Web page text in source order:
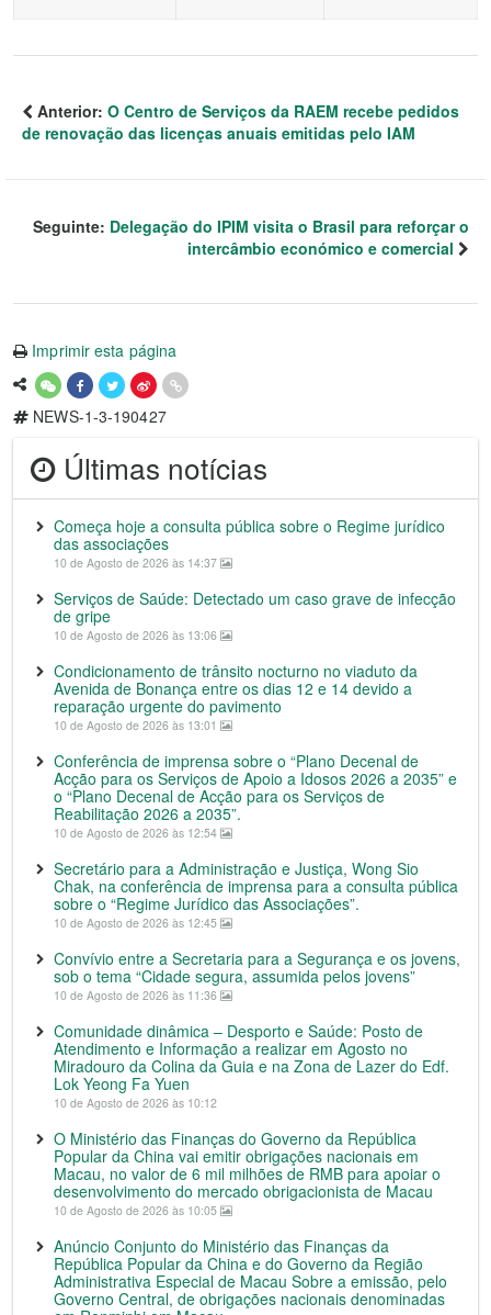
Anterior: O Centro de Serviços da RAEM recebe pedidos
de renovação das licenças anuais emitidas pelo IAM
Seguinte: Delegação do IPIM visita o Brasil para reforçar o
intercâmbio económico e comercial
Imprimir esta página
NEWS-1-3-190427
Últimas notícias
Começa hoje a consulta pública sobre o Regime jurídico
das associações
10 de Agosto de 2026 às 14:37
Serviços de Saúde: Detectado um caso grave de infecção
de gripe
10 de Agosto de 2026 às 13:06
Condicionamento de trânsito nocturno no viaduto da
Avenida de Bonança entre os dias 12 e 14 devido a
reparação urgente do pavimento
10 de Agosto de 2026 às 13:01
Conferência de imprensa sobre o “Plano Decenal de
Acção para os Serviços de Apoio a Idosos 2026 a 2035” e
o “Plano Decenal de Acção para os Serviços de
Reabilitação 2026 a 2035”.
10 de Agosto de 2026 às 12:54
Secretário para a Administração e Justiça, Wong Sio
Chak, na conferência de imprensa para a consulta pública
sobre o “Regime Jurídico das Associações”.
10 de Agosto de 2026 às 12:45
Convívio entre a Secretaria para a Segurança e os jovens,
sob o tema “Cidade segura, assumida pelos jovens”
10 de Agosto de 2026 às 11:36
Comunidade dinâmica – Desporto e Saúde: Posto de
Atendimento e Informação a realizar em Agosto no
Miradouro da Colina da Guia e na Zona de Lazer do Edf.
Lok Yeong Fa Yuen
10 de Agosto de 2026 às 10:12
O Ministério das Finanças do Governo da República
Popular da China vai emitir obrigações nacionais em
Macau, no valor de 6 mil milhões de RMB para apoiar o
desenvolvimento do mercado obrigacionista de Macau
10 de Agosto de 2026 às 10:05
Anúncio Conjunto do Ministério das Finanças da
República Popular da China e do Governo da Região
Administrativa Especial de Macau Sobre a emissão, pelo
Governo Central, de obrigações nacionais denominadas